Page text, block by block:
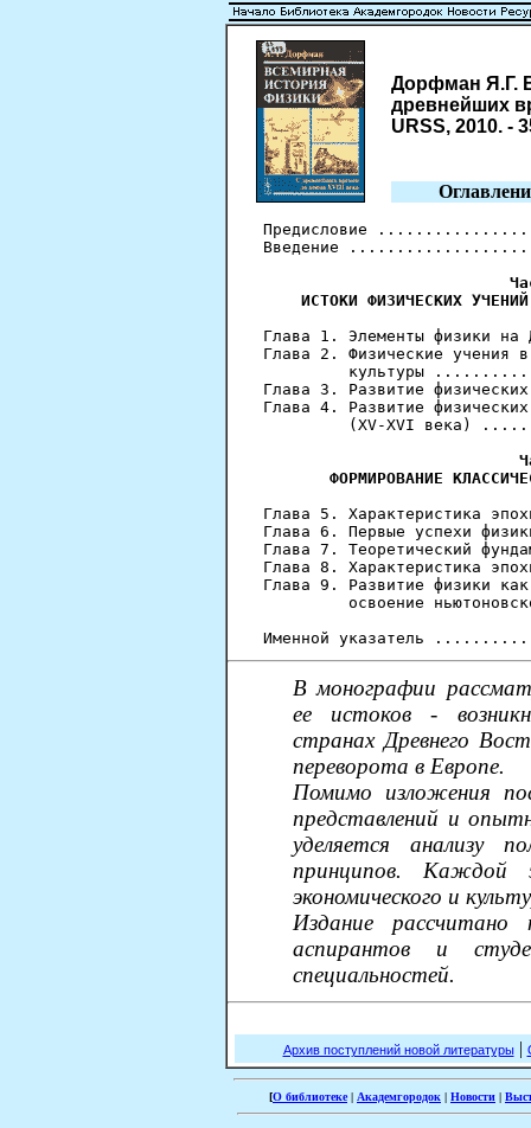
Дорфман Я.Г.
древнейших
URSS, 2010. -
Предисловие
Введение
ИСТОКИ ФИЗИЧЕСКИХ
Глава 1. Элементы
Глава 2. Физические учения
культуры
Глава 3. Развитие
Глава 4. Развитие
(XV-XVI века)
ФОРМИРОВАНИЕ
Глава 5. Характеристика
Глава 6. Первые успехи
Глава 7. Теоретический
Глава 8. Характеристика
Глава 9. Развитие физики
освоение
В монографии
ее истоков -
странах Древнего
переворота в Европе.
Помимо изложения
представлений и
уделяется анализу
принципов. Каждой
экономического и
Издание
аспирантов и
специальностей.
Архив поступлений новой литературы|
[О библиотеке| Академгородок | Новости |